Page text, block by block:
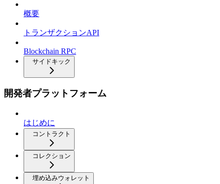
概要
トランザクションAPI
Blockchain RPC
サイドキック
開発者プラットフォーム
はじめに
コントラクト
コレクション
埋め込みウォレット